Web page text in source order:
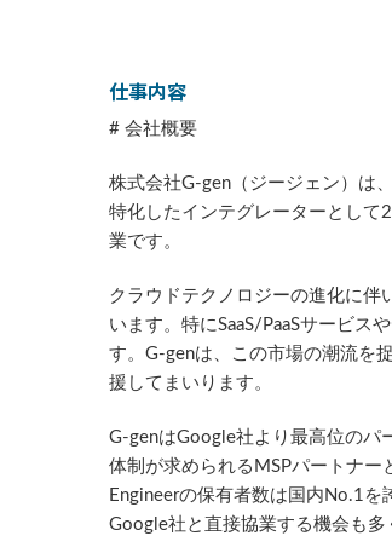
仕事内容
# 会社概要
株式会社G-gen（ジージェン）は
特化したインテグレーターとして
業です。
クラウドテクノロジーの進化に
います。特にSaaS/PaaSサービス
す。G-genは、この市場の潮流を
援してまいります。
G-genはGoogle社より最高位のパ
体制が求められるMSPパートナー
Engineerの保有者数は国内No.1
Google社と直接協業する機会も多